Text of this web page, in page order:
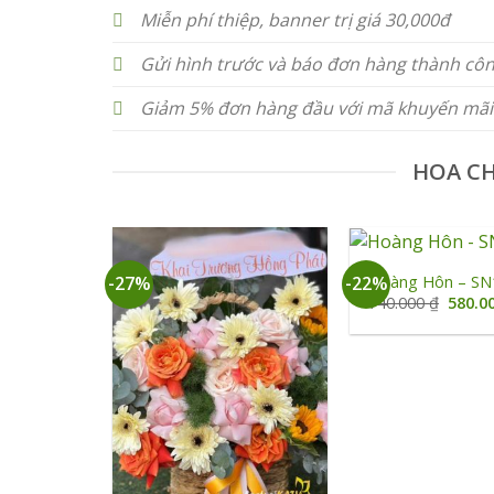
Miễn phí thiệp, banner trị giá 30,000đ
Gửi hình trước và báo đơn hàng thành
Giảm 5% đơn hàng đầu với mã khuyến
HOA
-27% -22%
+
Hoàng Hôn –
740.000₫ Giá
là: